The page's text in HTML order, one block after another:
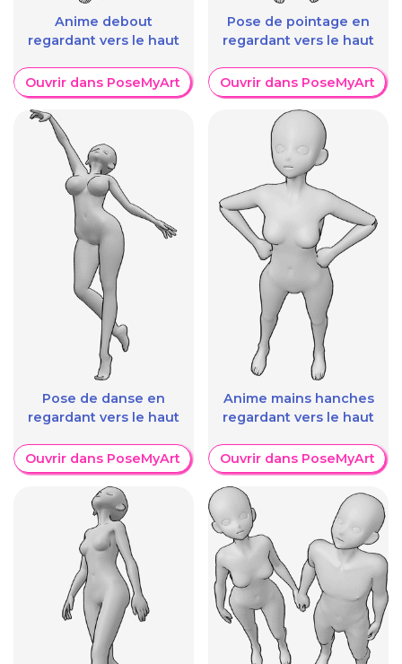
Anime debout
regardant vers le haut
Ouvrir dans PoseMyArt
Pose de danse en
regardant vers le haut
Ouvrir dans PoseMyArt
Pose de pointage en
regardant vers le haut
Ouvrir dans PoseMyArt
Anime mains hanches
regardant vers le haut
Ouvrir dans PoseMyArt